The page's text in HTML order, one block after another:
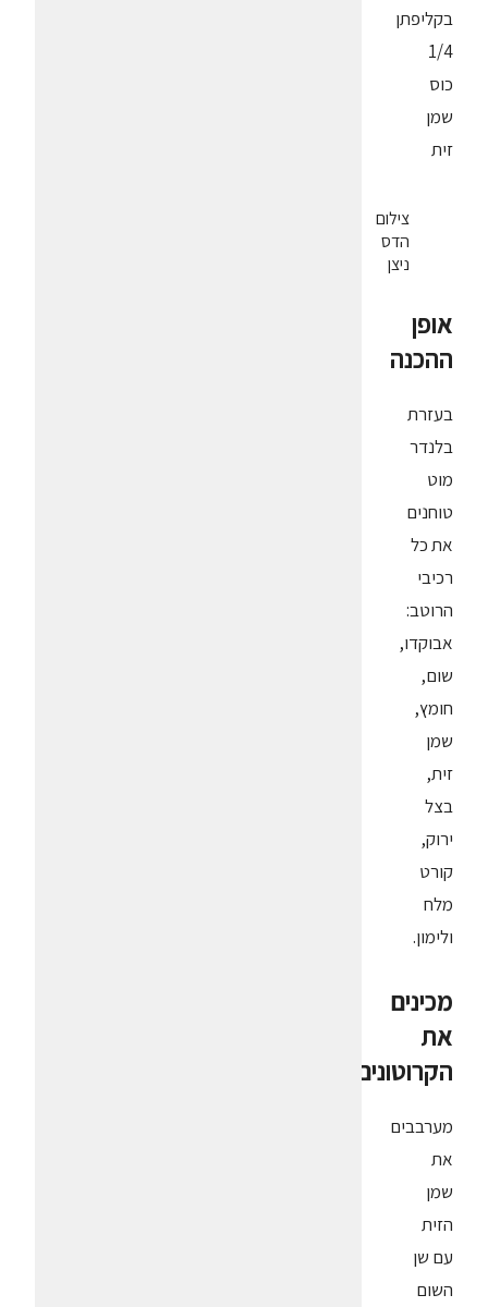
בקליפתן
1/4
כוס
שמן
זית
צילום
הדס
ניצן
אופן
ההכנה
בעזרת
בלנדר
מוט
טוחנים
את כל
רכיבי
הרוטב:
אבוקדו,
שום,
חומץ,
שמן
זית,
בצל
ירוק,
קורט
מלח
ולימון.
מכינים
את
הקרוטונים
מערבבים
את
שמן
הזית
עם שן
השום